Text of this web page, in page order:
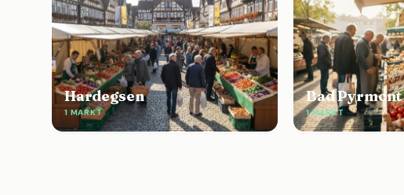
Hardegsen
1 MARKT
Bad Pyrmont
1 MARKT